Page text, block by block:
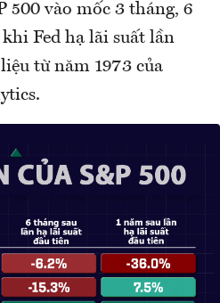
500 vào mốc 3 tháng, 6
Fed hạ lãi suất lần
từ năm 1973 của